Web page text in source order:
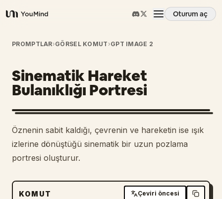
YouMind
Oturum aç
Genel Bakış
Kullanım Senaryoları
Beceriler
İstemler
PROMPTLAR›GÖRSEL KOMUT ›GPT IMAGE 2
Sinematik Hareket
Bulanıklığı Portresi
Öznenin sabit kaldığı, çevrenin ve hareketin ise ışık
izlerine dönüştüğü sinematik bir uzun pozlama
portresi oluşturur.
KOMUT Çeviri öncesi